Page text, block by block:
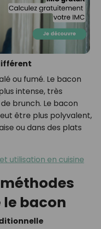
ou fumé. Le bacon
intense, très
brunch. Le bacon
être plus polyvalent,
ou dans des plats
utilisation en cuisine
bacon